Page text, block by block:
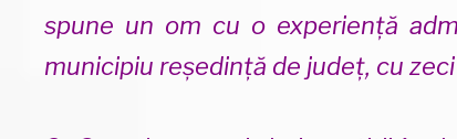
spune un om cu o experiență
municipiu reședință de județ, cu